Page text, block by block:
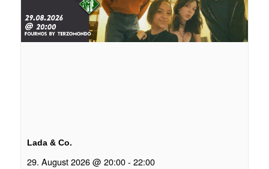
Lada & Co.
29. August 2026 @ 20:00 - 22:00